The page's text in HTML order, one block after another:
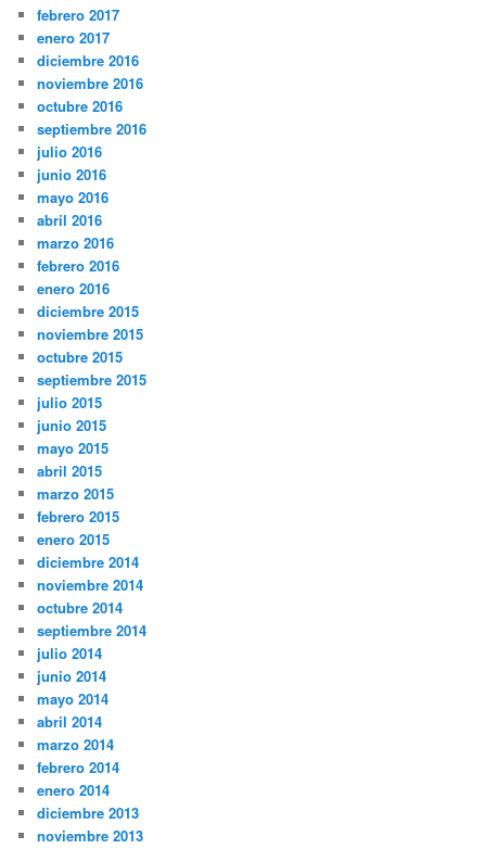
febrero 2017
enero 2017
diciembre 2016
noviembre 2016
octubre 2016
septiembre 2016
julio 2016
junio 2016
mayo 2016
abril 2016
marzo 2016
febrero 2016
enero 2016
diciembre 2015
noviembre 2015
octubre 2015
septiembre 2015
julio 2015
junio 2015
mayo 2015
abril 2015
marzo 2015
febrero 2015
enero 2015
diciembre 2014
noviembre 2014
octubre 2014
septiembre 2014
julio 2014
junio 2014
mayo 2014
abril 2014
marzo 2014
febrero 2014
enero 2014
diciembre 2013
noviembre 2013